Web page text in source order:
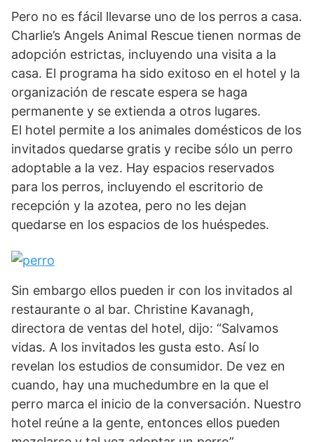
Pero no es fácil llevarse uno de los perros a casa.
Charlie’s Angels Animal Rescue tienen normas de
adopción estrictas, incluyendo una visita a la
casa. El programa ha sido exitoso en el hotel y la
organización de rescate espera se haga
permanente y se extienda a otros lugares.
El hotel permite a los animales domésticos de los
invitados quedarse gratis y recibe sólo un perro
adoptable a la vez. Hay espacios reservados
para los perros, incluyendo el escritorio de
recepción y la azotea, pero no les dejan
quedarse en los espacios de los huéspedes.
Sin embargo ellos pueden ir con los invitados al
restaurante o al bar. Christine Kavanagh,
directora de ventas del hotel, dijo: “Salvamos
vidas. A los invitados les gusta esto. Así lo
revelan los estudios de consumidor. De vez en
cuando, hay una muchedumbre en la que el
perro marca el inicio de la conversación. Nuestro
hotel reúne a la gente, entonces ellos pueden